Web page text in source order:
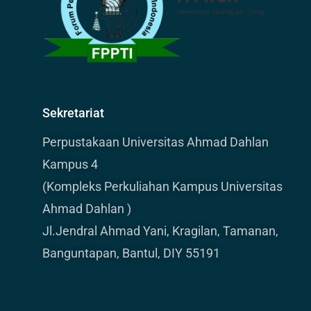
Sekretariat
Perpustakaan Universitas Ahmad Dahlan
Kampus 4
(Kompleks Perkuliahan Kampus Universitas
Ahmad Dahlan )
Jl.Jendral Ahmad Yani, Kragilan, Tamanan,
Banguntapan, Bantul, DIY 55191